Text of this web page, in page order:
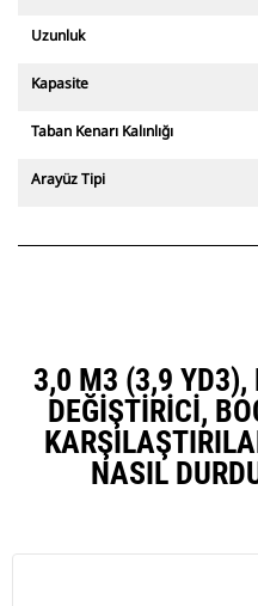
Uzunluk
Kapasite
Taban Kenarı Kalınlığı
Arayüz Tipi
3,0 M3 (3,9 YD3),
DEĞIŞTIRICI,
NASIL